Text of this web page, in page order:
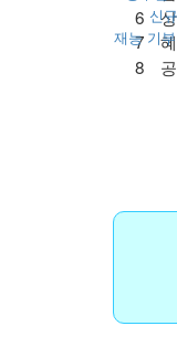
신
재능 기
6
7
8